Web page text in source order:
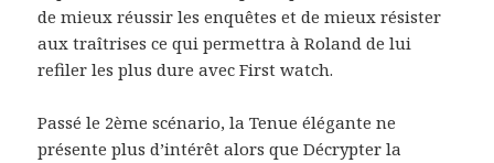
de mieux réussir les enquêtes et de mieux résister
aux traîtrises ce qui permettra à Roland de lui
refiler les plus dure avec First watch.
Passé le 2ème scénario, la Tenue élégante ne
présente plus d’intérêt alors que Décrypter la